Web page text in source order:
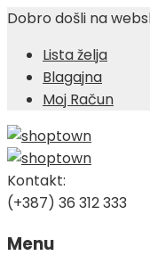
Dobro došli na
Lista želja
Blagajna
Moj Račun
Kontakt:
(+387) 36 312 333
Menu